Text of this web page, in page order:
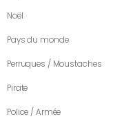
Noël
Pays du monde
Perruques / Moustaches
Pirate
Police / Armée